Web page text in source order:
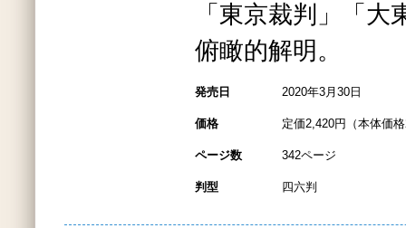
「東京裁判」「
俯瞰的解明。
発売日 2020年3月30日
価格 定価2,420円（本体価
ページ数 342ページ
判型 四六判